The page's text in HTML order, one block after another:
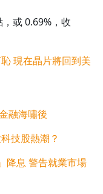
，或 0.69%，收
現在晶片將回到美
融海嘯後
技股熱潮？
降息 警告就業市場